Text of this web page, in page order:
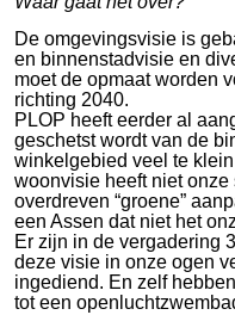
De omgevingsvisie is
en binnenstadvisie en
moet de opmaat worden
richting 2040.
PLOP heeft eerder al
geschetst wordt van de
winkelgebied veel te
woonvisie heeft niet
overdreven “groene”
een Assen dat niet het
Er zijn in de vergadering
deze visie in onze ogen
ingediend. En zelf
tot een